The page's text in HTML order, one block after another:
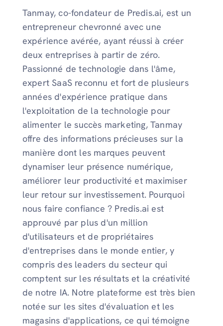
Tanmay, co-fondateur de Predis.ai, est un
entrepreneur chevronné avec une
expérience avérée, ayant réussi à créer
deux entreprises à partir de zéro.
Passionné de technologie dans l'âme,
expert SaaS reconnu et fort de plusieurs
années d'expérience pratique dans
l'exploitation de la technologie pour
alimenter le succès marketing, Tanmay
offre des informations précieuses sur la
manière dont les marques peuvent
dynamiser leur présence numérique,
améliorer leur productivité et maximiser
leur retour sur investissement. Pourquoi
nous faire confiance ? Predis.ai est
approuvé par plus d'un million
d'utilisateurs et de propriétaires
d'entreprises dans le monde entier, y
compris des leaders du secteur qui
comptent sur les résultats et la créativité
de notre IA. Notre plateforme est très bien
notée sur les sites d'évaluation et les
magasins d'applications, ce qui témoigne